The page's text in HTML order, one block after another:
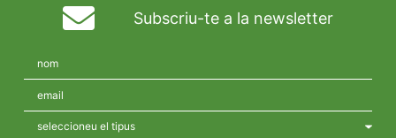
Subscriu-te a la newsletter